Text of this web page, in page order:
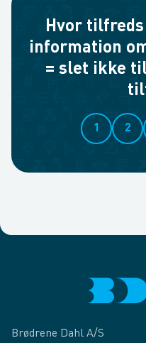
Hvor tilfreds
information
= slet ikke
1 2
Brødrene Dahl A/S